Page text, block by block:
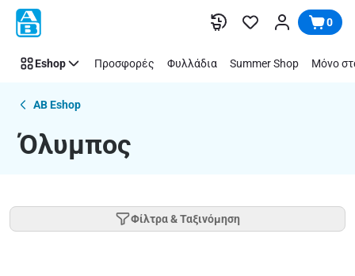
Παράλειψη
Όλυμπος
0
Eshop Προσφορές Φυλλάδια Summer Shop Μόνο
AB Eshop
Όλυμπος
Φίλτρα & Ταξινόμηση